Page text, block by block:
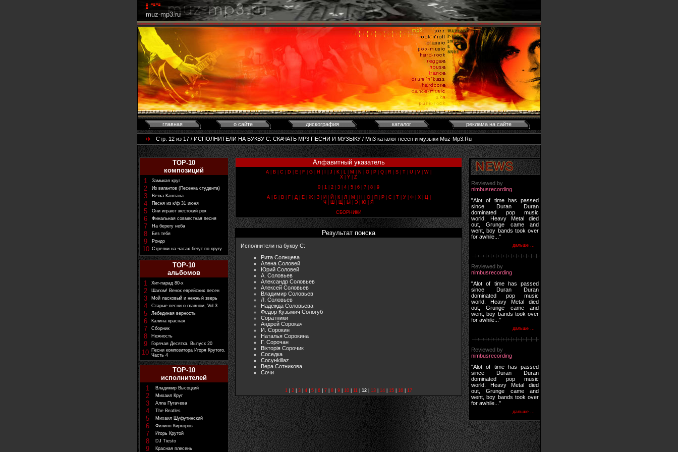
muz-mp3.ru
главная о сайте дискография каталог реклама на сайте
Стр. 12 из 17 / ИСПОЛНИТЕЛИ НА БУКВУ С: CКАЧАТЬ MP3 ПЕСНИ И МУЗЫКУ / Мп3 каталог песен и музыки Muz-Mp3.Ru
TOP-10
композиций
1
Замыкая круг
2 Из вагантов (Песенка студента)
3 Ветка Каштана
4 Песня из к/ф 31 июня
5 Они играют жестокий рок
6 Финальная совместная песня
7 На берегу неба
8 Без тебя
9 Рондо
10 Стрелки на часах бегут по кругу
TOP-10
альбомов
1
Хит-парад 80-х
2 Шалом! Венок еврейских песен
3 Мой ласковый и нежный зверь
4 Старые песни о главном, Vol.3
5 Лебединая верность
6 Калина красная
7 Сборник
8 Нежность
9 Горячая Десятка. Выпуск 20
10 Песни композитора Игоря Крутого.
Часть 4
TOP-10
исполнителей
1
Владимир Высоцкий
2 Михаил Круг
3 Алла Пугачева
4 The Beatles
5 Михаил Шуфутинский
6 Филипп Киркоров
7 Игорь Крутой
8 DJ Tiesto
9 Красная плесень
Алфавитный указатель
A B C D E F G H J K L M N O P Q R S T U V W
X
Y
Z
0
1 2 3 4 5 6 7 8
9
А| Б| В| Г| Д| Е| Ж| З| И Й К| Л М Н О| П Р| С Т| У| Ф| Х| Ц|
Ч
Ш Щ Ы Э| Ю
Я
СБОРНИКИ
Результат поиска
Исполнители на букву С:
Рита Солнцева
Алена Соловей
Юрий Соловей
А. Соловьев
Александр Соловьев
Алексей Соловьев
Владимир Соловьев
Л. Соловьев
Надежда Соловьева
Федор Кузьмич Сологуб
Соратники
Андрей Сорокач
И. Сорокин
Наталья Сорокина
Г. Сорочан
Вiкторiя Сорочик
Соседка
Сосунkillaz
Вера Сотникова
Сочи
1 2 3 4 5 6 7 8 9 10 11 12 13 14 15 16 17
Reviewed by
nimbusrecording
"Alot of time has passed
since Duran Duran
dominated pop music
world. Heavy Metal died
out, Grunge came and
went, boy bands took over
for awhile..."
дальше ...
Reviewed by
nimbusrecording
"Alot of time has passed
since Duran Duran
dominated pop music
world. Heavy Metal died
out, Grunge came and
went, boy bands took over
for awhile..."
дальше ...
Reviewed by
nimbusrecording
"Alot of time has passed
since Duran Duran
dominated pop music
world. Heavy Metal died
out, Grunge came and
went, boy bands took over
for awhile..."
дальше ...